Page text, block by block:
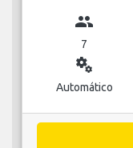
group
7
miscellaneous_services
Automático